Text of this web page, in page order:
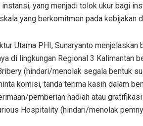
instansi, yang menjadi tolok ukur bagi
yang berkomitmen pada kebijakan
Utama PHI, Sunaryanto
di lingkungan Regional 3 Kalimantan
(hindari/menolak segala bentuk
komisi, tanda terima kasih dalam
pemberian hadiah atau
Hospitality (hindari/menolak